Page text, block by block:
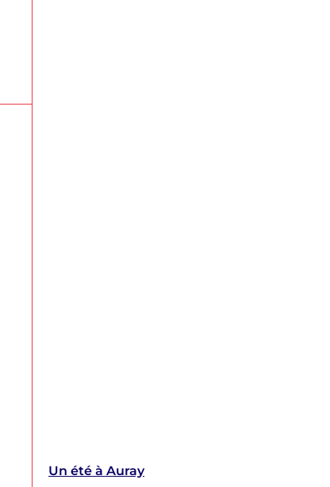
Un été à Auray